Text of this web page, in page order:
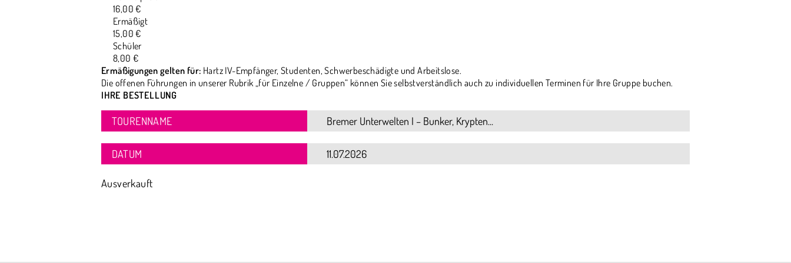
16,00 €
Ermäßigt
15,00 €
Schüler
8,00 €
Ermäßigungen gelten für: Hartz IV-Empfänger, Studenten, Schwerbeschädigte und Arbeitslose.
Die offenen Führungen in unserer Rubrik „für Einzelne / Gruppen“ können Sie selbstverständlich auch zu individuellen Terminen für Ihre Gruppe buchen.
IHRE BESTELLUNG
TOURENNAME
DATUM
Ausverkauft